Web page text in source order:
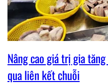
Nâng cao giá trị gia
qua liên kết chuỗi